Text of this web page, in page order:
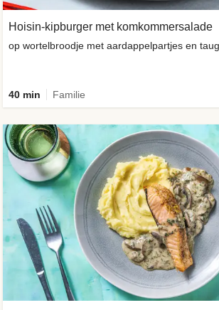
Hoisin-kipburger met komkommersalade
op wortelbroodje met aardappelpartjes en
40 min Familie